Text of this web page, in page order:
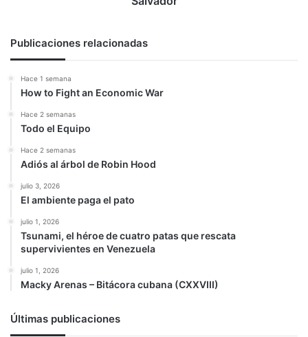
Publicaciones relacionadas
Hace 1 semana
How to Fight an Economic War
Hace 2 semanas
Todo el Equipo
Hace 2 semanas
Adiós al árbol de Robin Hood
julio 3, 2026
El ambiente paga el pato
julio 1, 2026
Tsunami, el héroe de cuatro patas que rescata
supervivientes en Venezuela
julio 1, 2026
Macky Arenas – Bitácora cubana (CXXVIII)
Últimas publicaciones